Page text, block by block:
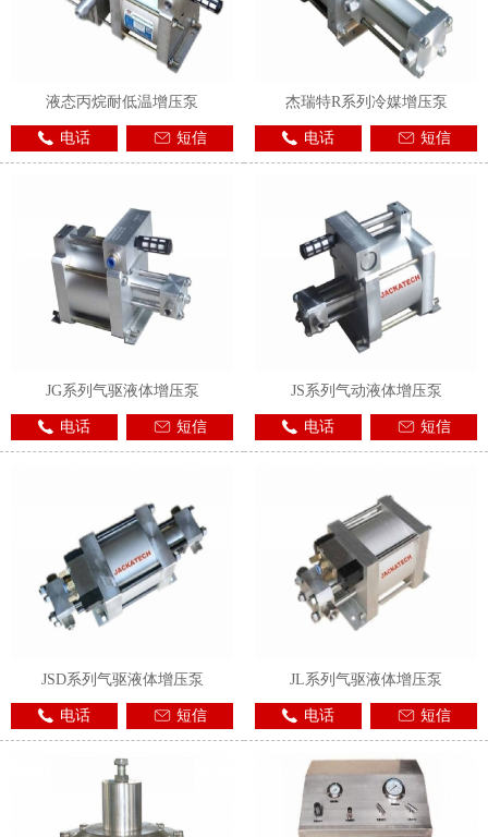
液态丙烷耐低温增压泵
电话 短信
杰瑞特R系列冷媒增压泵
电话 短信
JG系列气驱液体增压泵
电话 短信
JS系列气动液体增压泵
电话 短信
JSD系列气驱液体增压泵
电话 短信
JL系列气驱液体增压泵
电话 短信